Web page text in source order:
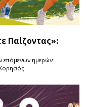
Παίζοντας»:
επόμενων ημερών